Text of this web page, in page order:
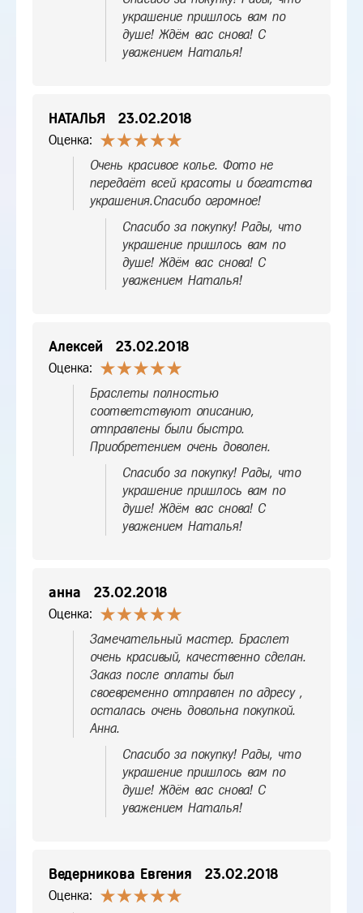
украшение пришлось вам по
душе! Ждём вас снова! С
уважением Наталья!
НАТАЛЬЯ 23.02.2018
Оценка:
Очень красивое колье. Фото не
передаёт всей красоты и богатства
украшения.Спасибо огромное!
Спасибо за покупку! Рады, что
украшение пришлось вам по
душе! Ждём вас снова! С
уважением Наталья!
Алексей 23.02.2018
Оценка:
Браслеты полностью
соответствуют описанию,
отправлены были быстро.
Приобретением очень доволен.
Спасибо за покупку! Рады, что
украшение пришлось вам по
душе! Ждём вас снова! С
уважением Наталья!
анна 23.02.2018
Оценка:
Замечательный мастер. Браслет
очень красивый, качественно сделан.
Заказ после оплаты был
своевременно отправлен по адресу ,
осталась очень довольна покупкой.
Анна.
Спасибо за покупку! Рады, что
украшение пришлось вам по
душе! Ждём вас снова! С
уважением Наталья!
Ведерникова Евгения 23.02.2018
Оценка: